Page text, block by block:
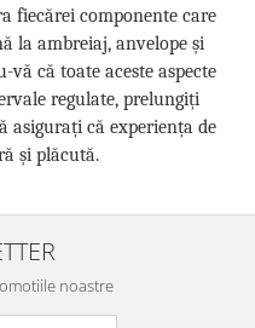
fiecărei componente care
la ambreiaj, anvelope și
vă că toate aceste aspecte
regulate, prelungiți
asigurați că experiența de
și plăcută.
noastre